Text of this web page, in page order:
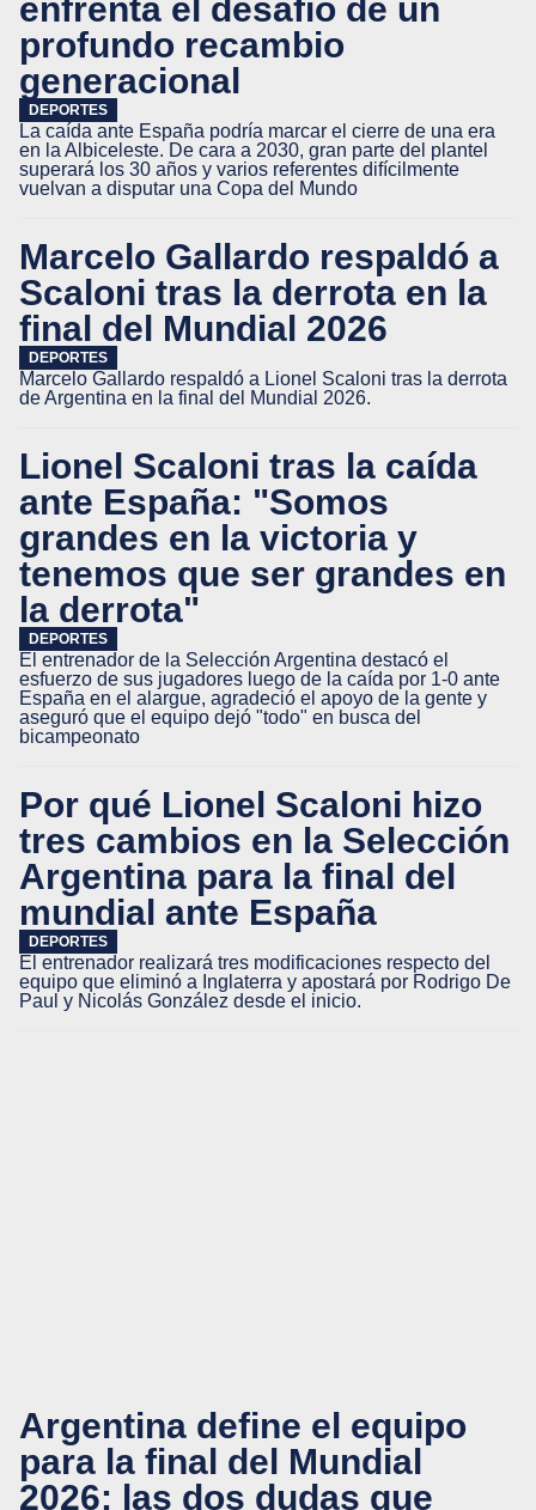
enfrenta el desafío de un
profundo recambio
generacional
DEPORTES
La caída ante España podría marcar el cierre de una era
en la Albiceleste. De cara a 2030, gran parte del plantel
superará los 30 años y varios referentes difícilmente
vuelvan a disputar una Copa del Mundo
Marcelo Gallardo respaldó a
Scaloni tras la derrota en la
final del Mundial 2026
DEPORTES
Marcelo Gallardo respaldó a Lionel Scaloni tras la derrota
de Argentina en la final del Mundial 2026.
Lionel Scaloni tras la caída
ante España: "Somos
grandes en la victoria y
tenemos que ser grandes en
la derrota"
DEPORTES
El entrenador de la Selección Argentina destacó el
esfuerzo de sus jugadores luego de la caída por 1-0 ante
España en el alargue, agradeció el apoyo de la gente y
aseguró que el equipo dejó "todo" en busca del
bicampeonato
Por qué Lionel Scaloni hizo
tres cambios en la Selección
Argentina para la final del
mundial ante España
DEPORTES
El entrenador realizará tres modificaciones respecto del
equipo que eliminó a Inglaterra y apostará por Rodrigo De
Paul y Nicolás González desde el inicio.
Argentina define el equipo
para la final del Mundial
2026: las dos dudas que